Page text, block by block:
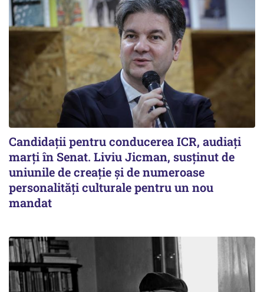
Candidații pentru conducerea ICR, audiați
marți în Senat. Liviu Jicman, susținut de
uniunile de creație și de numeroase
personalități culturale pentru un nou
mandat